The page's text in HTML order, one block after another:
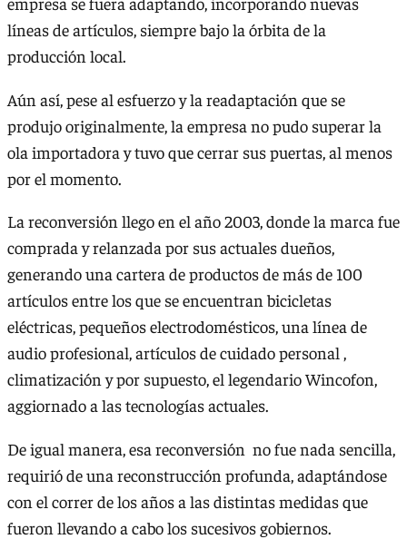
líneas de artículos, siempre bajo la órbita de la
producción local.
Aún así, pese al esfuerzo y la readaptación que se
produjo originalmente, la empresa no pudo superar la
ola importadora y tuvo que cerrar sus puertas, al menos
por el momento.
La reconversión llego en el año 2003, donde la marca fue
comprada y relanzada por sus actuales dueños,
generando una cartera de productos de más de 100
artículos entre los que se encuentran bicicletas
eléctricas, pequeños electrodomésticos, una línea de
audio profesional, artículos de cuidado personal ,
climatización y por supuesto, el legendario Wincofon,
aggiornado a las tecnologías actuales.
De igual manera, esa reconversión no fue nada sencilla,
requirió de una reconstrucción profunda, adaptándose
con el correr de los años a las distintas medidas que
fueron llevando a cabo los sucesivos gobiernos.